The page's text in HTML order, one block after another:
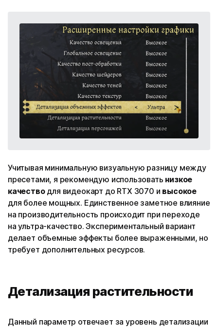
Учитывая минимальную визуальную разницу между
пресетами, я рекомендую использовать низкое
качестводля видеокарт до RTX 3070 и высокое
для более мощных. Единственное заметное влияние
на производительность происходит при переходе
на ультра-качество. Экспериментальный вариант
делает объемные эффекты более выраженными, но
требует дополнительных ресурсов.
Детализация растительности
Данный параметр отвечает за уровень детализации